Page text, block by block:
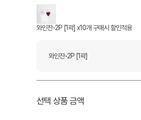
와인잔-2P [1곽] x10개 구매시 할인적용
와인잔-2P [1곽]
선택 상품 금액